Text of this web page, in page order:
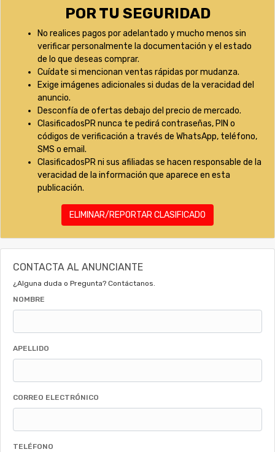
POR TU SEGURIDAD
No realices pagos por adelantado y mucho menos sin
verificar personalmente la documentación y el estado
de lo que deseas comprar.
Cuídate si mencionan ventas rápidas por mudanza.
Exige imágenes adicionales si dudas de la veracidad del
anuncio.
Desconfía de ofertas debajo del precio de mercado.
ClasificadosPR nunca te pedirá contraseñas, PIN o
códigos de verificación a través de WhatsApp, teléfono,
SMS o email.
ClasificadosPR ni sus afiliadas se hacen responsable de la
veracidad de la información que aparece en esta
publicación.
ELIMINAR/REPORTAR CLASIFICADO
CONTACTA AL ANUNCIANTE
¿Alguna duda o Pregunta? Contáctanos.
NOMBRE
APELLIDO
CORREO ELECTRÓNICO
TELÉFONO